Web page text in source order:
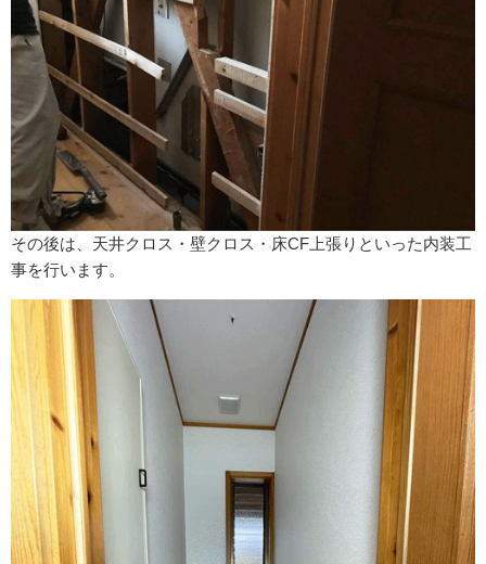
その後は、天井クロス・壁クロス・床CF上張りといった内装工
事を行います。